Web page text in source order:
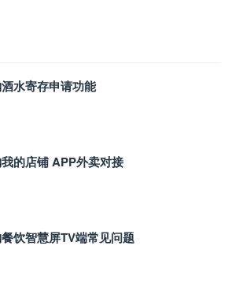
水寄存申请功能
的店铺 APP外卖对接
饮智慧屏TV端常见问题